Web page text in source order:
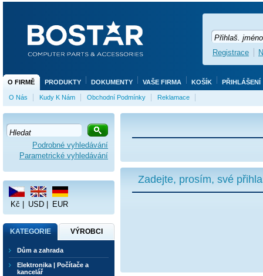
Zadejte, prosím, své
Podrobné vyhledávání
Parametrické vyhledávání
Kč USD EUR
KATEGORIE VÝROBCI
Dům a zahrada
Elektronika | Počítače a
kancelář
O FIRMĚ PRODUKTY DOKUMENTY VAŠE FIRMA KOŠÍK PŘIHLÁŠENÍ
O Nás Kudy K Nám Obchodní Podmínky Reklamace
Registrace